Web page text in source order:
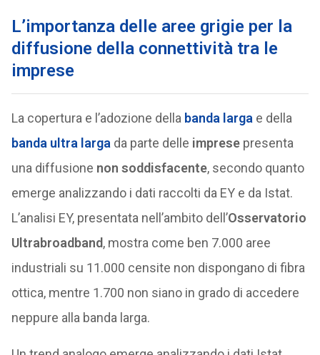
L’importanza delle aree grigie per la
diffusione della connettività tra le
imprese
La copertura e l’adozione della banda larga e della
banda ultra larga da parte delle impresepresenta
una diffusione non soddisfacente, secondo quanto
emerge analizzando i dati raccolti da EY e da Istat.
L’analisi EY, presentata nell’ambito dell’Osservatorio
Ultrabroadband, mostra come ben 7.000 aree
industriali su 11.000 censite non dispongano di fibra
ottica, mentre 1.700 non siano in grado di accedere
neppure alla banda larga.